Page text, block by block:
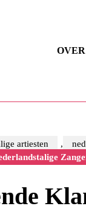
artiesten ,